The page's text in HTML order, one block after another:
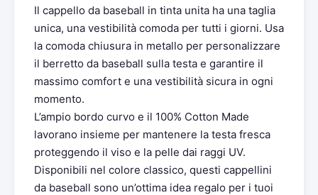
Il cappello da baseball in tinta unita ha una taglia
unica, una vestibilità comoda per tutti i giorni. Usa
la comoda chiusura in metallo per personalizzare
il berretto da baseball sulla testa e garantire il
massimo comfort e una vestibilità sicura in ogni
momento.
L’ampio bordo curvo e il 100% Cotton Made
lavorano insieme per mantenere la testa fresca
proteggendo il viso e la pelle dai raggi UV.
Disponibili nel colore classico, questi cappellini
da baseball sono un’ottima idea regalo per i tuoi